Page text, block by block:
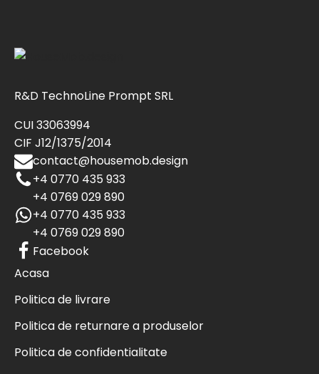
R&D TechnoLine Prompt SRL
CUI 33063994
CIF J12/1375/2014
Acasa
Politica de livrare
Politica de returnare a produselor
Politica de confidentialitate
contact@housemob.design
+4 0770 435 933
+4 0769 029 890
+4 0770 435 933
+4 0769 029 890
Facebook